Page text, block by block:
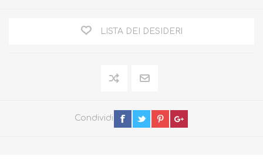
LISTA DEI DESIDERI
Condividi